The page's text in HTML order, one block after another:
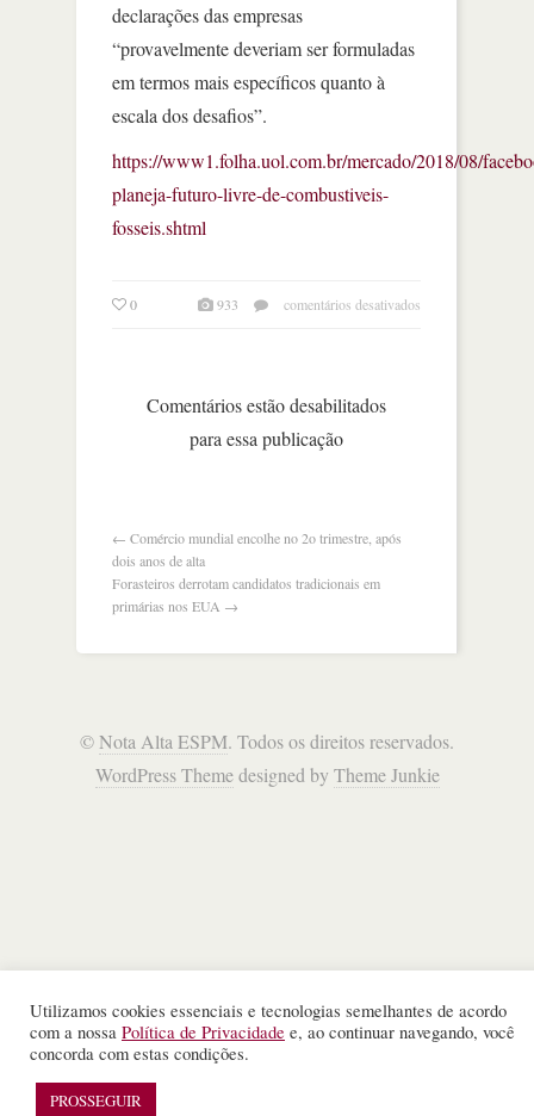
declarações das empresas
“provavelmente deveriam ser formuladas
em termos mais específicos quanto à
escala dos desafios”.
https://www1.folha.uol.com.br/mercado/2018/08/
planeja-futuro-livre-de-combustiveis-
fosseis.shtml
0 933 comentários desativados
Comentários estão desabilitados
para essa publicação
← Comércio mundial encolhe no 2o trimestre, após
dois anos de alta
Forasteiros derrotam candidatos tradicionais em
primárias nos EUA →
©Nota Alta ESPM. Todos os direitos reservados.
WordPress Themedesigned by Theme Junkie
Utilizamos cookies essenciais e tecnologias semelhantes de acordo
com a nossa Política de Privacidade e, ao continuar navegando, você
concorda com estas condições.
PROSSEGUIR